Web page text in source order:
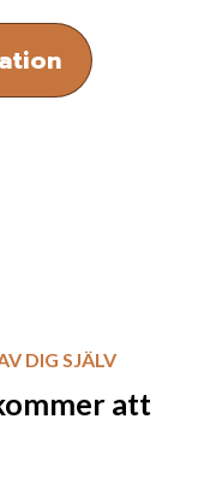
DIG SJÄLV
att